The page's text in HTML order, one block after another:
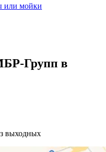
или мойки
Групп в
выходных